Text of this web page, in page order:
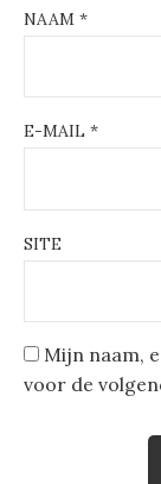
NAAM *
E-MAIL *
SITE
Mijn naam,
voor de